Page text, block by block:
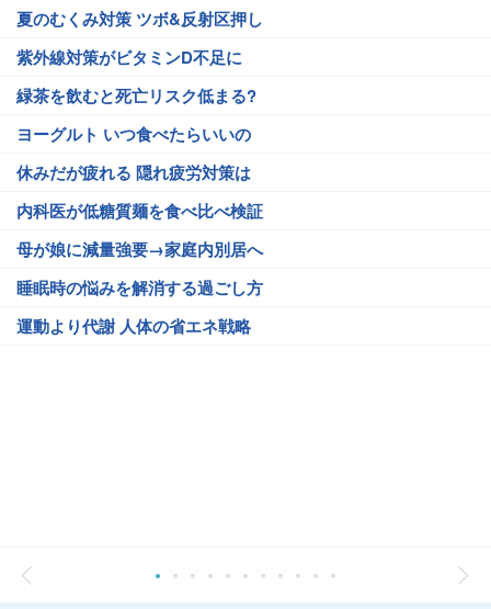
夏のむくみ対策 ツボ&反射区押し
紫外線対策がビタミンD不足に
緑茶を飲むと死亡リスク低まる?
ヨーグルト いつ食べたらいいの
休みだが疲れる 隠れ疲労対策は
内科医が低糖質麺を食べ比べ検証
母が娘に減量強要→家庭内別居へ
睡眠時の悩みを解消する過ごし方
運動より代謝 人体の省エネ戦略